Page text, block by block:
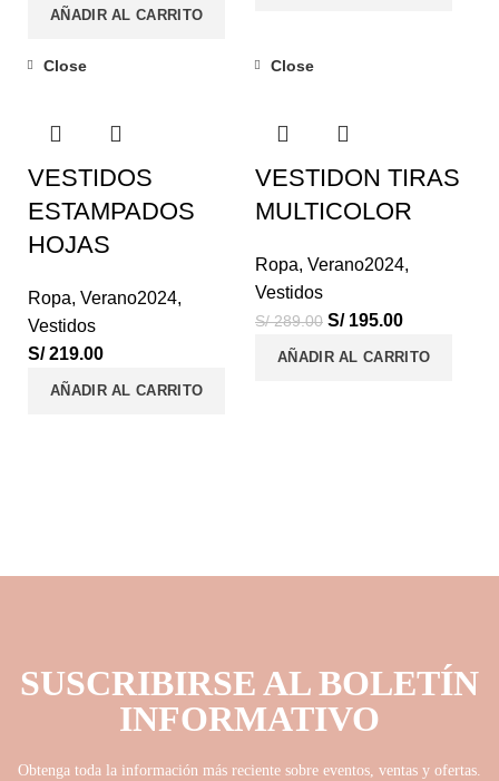
AÑADIR AL CARRITO
Close
VESTIDOS
ESTAMPADOS
HOJAS
Ropa, Verano2024,
Vestidos
S/219.00
AÑADIR AL CARRITO
Close
VESTIDON TIRAS
MULTICOLOR
Ropa, Verano2024,
Vestidos
S/289.00 S/195.00
AÑADIR AL CARRITO
SUSCRIBIRSE AL BOLETÍN
INFORMATIVO
Obtenga toda la información más reciente sobre eventos, ventas y ofertas.